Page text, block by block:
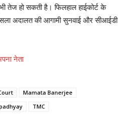
तेज हो सकती है। फिलहाल हाईकोर्ट के
अदालत की आगामी सुनवाई और सीआईडी
नेता
Mamata Banerjee
TMC